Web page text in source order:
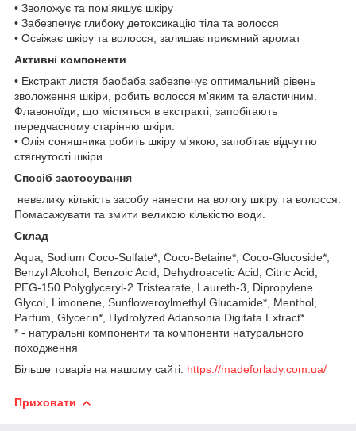
• Зволожує та пом'якшує шкіру
• Забезпечує глибоку детоксикацію тіла та волосся
• Освіжає шкіру та волосся, залишає приємний аромат
Активні компоненти
• Екстракт листя баобаба забезпечує оптимальний рівень
зволоження шкіри, робить волосся м'яким та еластичним.
Флавоноїди, що містяться в екстракті, запобігають
передчасному старінню шкіри.
• Олія соняшника робить шкіру м'якою, запобігає відчуттю
стягнутості шкіри.
Спосіб застосування
невелику кількість засобу нанести на вологу шкіру та волосся.
Помасажувати та змити великою кількістю води.
Склад
Aqua, Sodium Coco-Sulfate*, Coco-Betaine*, Coco-Glucoside*,
Benzyl Alcohol, Benzoic Acid, Dehydroacetic Acid, Citric Acid,
PEG-150 Polyglyceryl-2 Tristearate, Laureth-3, Dipropylene
Glycol, Limonene, Sunfloweroylmethyl Glucamide*, Menthol,
Parfum, Glycerin*, Hydrolyzed Adansonia Digitata Extract*.
* - натуральні компоненти та компоненти натурального
походження
Більше товарів на нашому сайті: https://madeforlady.com.ua/
Приховати